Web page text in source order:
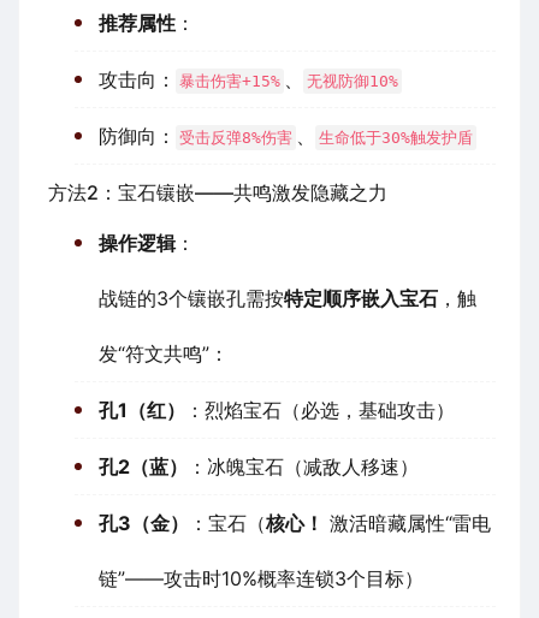
推荐属性 ：
攻击向： 暴击伤害+15% 、 无视防御10%
防御向： 受击反弹8%伤害 、 生命低于30%触发护盾
方法2：宝石镶嵌——共鸣激发隐藏之力
操作逻辑：
战链的3个镶嵌孔需按特定顺序嵌入宝石 ，触
发“符文共鸣”：
孔1（红） ：烈焰宝石（必选，基础攻击）
孔2（蓝） ：冰魄宝石（减敌人移速）
孔3（金） ：宝石（核心！ 激活暗藏属性“雷电
链”——攻击时10%概率连锁3个目标）